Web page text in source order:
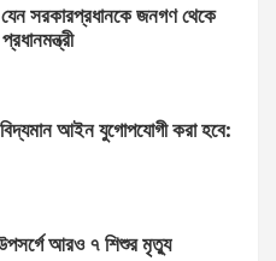
সরকারপ্রধানকে জনগণ থেকে
আইন যুগোপযোগী করা হবে:
আরও ৭ শিশুর মৃত্যু